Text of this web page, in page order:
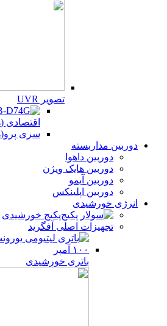
تصویر UVR
اقتصادی (Beco Series)
سری پرو(Pro Series)
دوربین مداربسته
دوربین داهوا
دوربین هایک ویژن
دوربین آیمو
دوربین اپلینکس
انرژی خورشیدی
پکیج خورشیدی
تجهیزات اصلی آفگرید
باتری خورشیدی